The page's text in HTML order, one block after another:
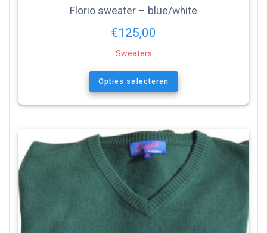
Florio sweater – blue/white
€125,00
Sweaters
Opties selecteren